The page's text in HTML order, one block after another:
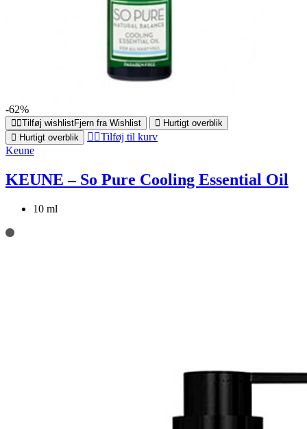
-62%
Tilføj wishlistFjern fra Wishlist
Hurtigt overblik
Hurtigt overblik
Tilføj til kurv
Keune
KEUNE – So Pure Cooling Essential Oil
10 ml